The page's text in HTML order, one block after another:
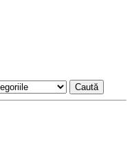
Caută